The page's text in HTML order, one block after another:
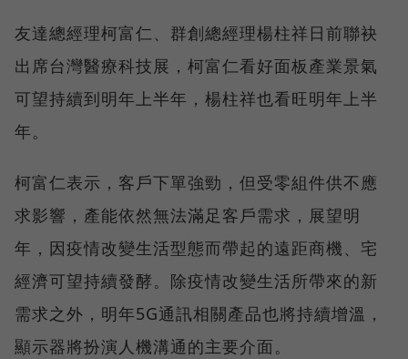
友達總經理柯富仁、群創總經理楊柱祥日前聯袂
出席台灣醫療科技展，柯富仁看好面板產業景氣
可望持續到明年上半年，楊柱祥也看旺明年上半
年。
柯富仁表示，客戶下單強勁，但受零組件供不應
求影響，產能依然無法滿足客戶需求，展望明
年，因疫情改變生活型態而帶起的遠距商機、宅
經濟可望持續發酵。除疫情改變生活所帶來的新
需求之外，明年5G通訊相關產品也將持續增溫，
顯示器將扮演人機溝通的主要介面。